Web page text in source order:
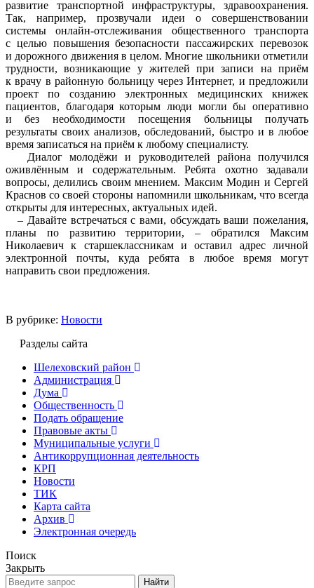
развитие транспортной инфраструктуры, здравоохранения.
Так, например, прозвучали идеи о совершенствовании
системы онлайн-отслеживания общественного транспорта
с целью повышения безопасности пассажирских перевозок
и дорожного движения в целом. Многие школьники отметили
трудности, возникающие у жителей при записи на приём
к врачу в районную больницу через Интернет, и предложили
проект по созданию электронных медицинских книжек
пациентов, благодаря которым люди могли бы оперативно
и без необходимости посещения больницы получать
результаты своих анализов, обследований, быстро и в любое
время записаться на приём к любому специалисту.
Диалог молодёжи и руководителей района получился
оживлённым и содержательным. Ребята охотно задавали
вопросы, делились своим мнением. Максим Модин и Сергей
Краснов со своей стороны напомнили школьникам, что всегда
открыты для интересных, актуальных идей.
– Давайте встречаться с вами, обсуждать ваши пожелания,
планы по развитию территории, – обратился Максим
Николаевич к старшеклассникам и оставил адрес личной
электронной почты, куда ребята в любое время могут
направить свои предложения.
В рубрике: Новости
Разделы сайта
Шелеховский район
Администрация
Дума
Общественность
Подать обращение
Правовые акты
Муниципальные услуги
Антикоррупционная деятельность
КРП
Новости
ТИК
Карта сайта
Архив
Электронная очередь
Поиск
Закрыть
Найти